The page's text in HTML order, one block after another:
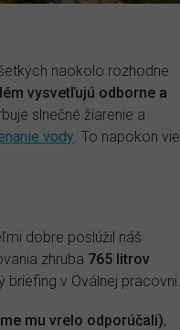
naokolo rozhodne
vysvetľujú odborne a
slnečné žiarenie a
vody. To napokon vie
dobre poslúžil náš
zhruba 765 litrov
v Oválnej pracovni.
mu vrelo odporúčali),